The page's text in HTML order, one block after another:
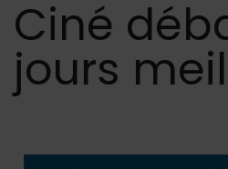
Ciné
jours